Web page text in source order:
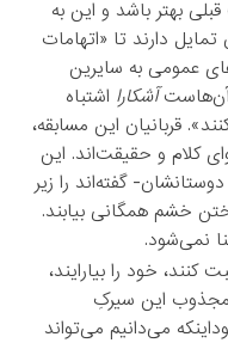
بهتر باشد و این به
دارند تا «اتهامات
عمومی به سایرین
آن‌هاستآشکارا اشتباه
قربانیان این مسابقه،
کلام و حقیقت‌اند. این
گفته‌اند را زیر
خشم همگانی بیابند.
نمی‌شود.
کنند، خود را بیارایند،
مجذوب این سیرکِ
می‌دانیم می‌تواند